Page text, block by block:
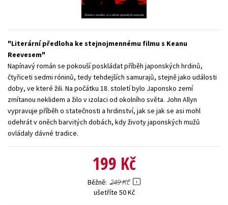
Zahraniční literatura
Všechny tituly
Literární předloha ke stejnojmennému filmu s Keanu
Reevesem
Napínavý román se pokouší poskládat příběh japonských hrdinů,
čtyřiceti sedmi róninů, tedy tehdejších samurajů, stejně jako události
doby, ve které žili. Na počátku 18. století bylo Japonsko zemí
zmítanou neklidem a žilo v izolaci od okolního světa. John Allyn
vypravuje příběh o statečnosti a hrdinství, jak se jak se asi mohl
odehrát v oněch barvitých dobách, kdy životy japonských mužů
ovládaly dávné tradice.
199 Kč
Běžně 249 Kč
ušetříte 50 Kč